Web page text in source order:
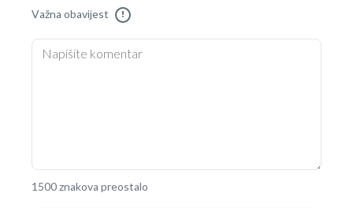
Važna obavijest !
1500 znakova preostalo